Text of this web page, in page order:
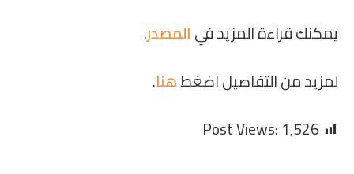
يمكنك قراءة المزيد فيالمصدر.
لمزيد من التفاصيل اضغطهنا.
Post Views:1٬526